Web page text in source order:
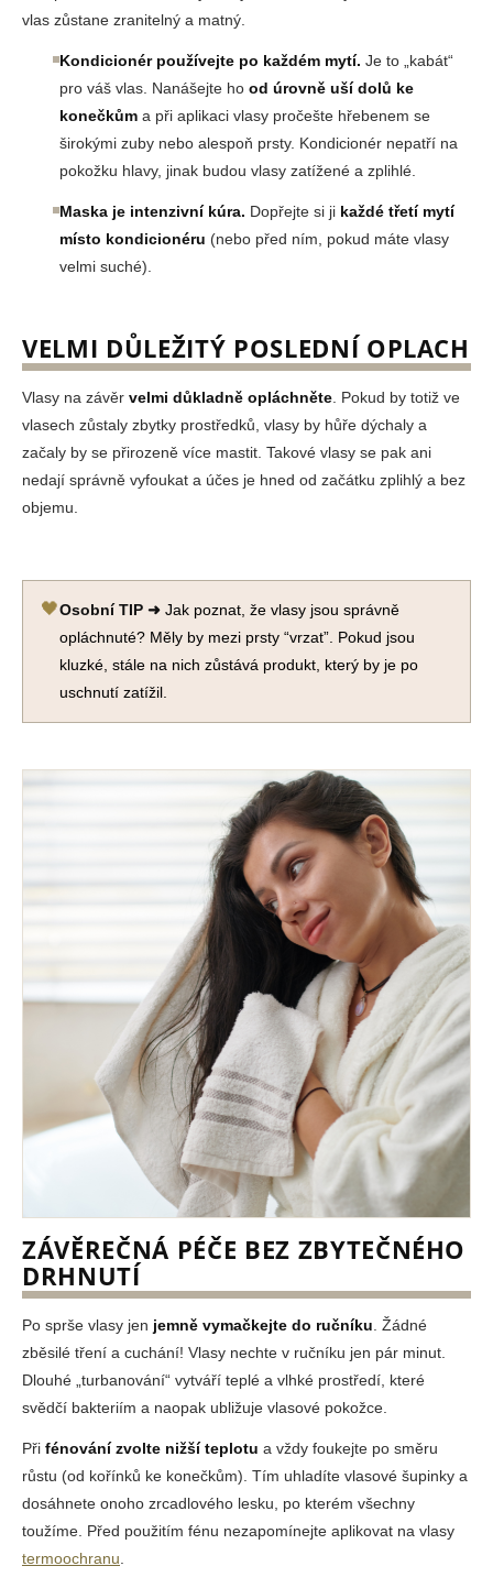
vlas zůstane zranitelný a matný.
Kondicionér používejte po každém mytí. Je to „kabát“
pro váš vlas. Nanášejte ho od úrovně uší dolů ke
konečkům a při aplikaci vlasy pročešte hřebenem se
širokými zuby nebo alespoň prsty. Kondicionér nepatří na
pokožku hlavy, jinak budou vlasy zatížené a zplihlé.
Maska je intenzivní kúra. Dopřejte si ji každé třetí mytí
místo kondicionéru (nebo před ním, pokud máte vlasy
velmi suché).
VELMI DŮLEŽITÝ POSLEDNÍ OPLACH
Vlasy na závěr velmi důkladně opláchněte. Pokud by totiž ve
vlasech zůstaly zbytky prostředků, vlasy by hůře dýchaly a
začaly by se přirozeně více mastit. Takové vlasy se pak ani
nedají správně vyfoukat a účes je hned od začátku zplihlý a bez
objemu.
🖤Osobní TIP ➜ Jak poznat, že vlasy jsou správně
opláchnuté? Měly by mezi prsty “vrzat”. Pokud jsou
kluzké, stále na nich zůstává produkt, který by je po
uschnutí zatížil.
ZÁVĚREČNÁ PÉČE BEZ ZBYTEČNÉHO
DRHNUTÍ
Po sprše vlasy jen jemně vymačkejte do ručníku. Žádné
zběsilé tření a cuchání! Vlasy nechte v ručníku jen pár minut.
Dlouhé „turbanování“ vytváří teplé a vlhké prostředí, které
svědčí bakteriím a naopak ubližuje vlasové pokožce.
Při fénování zvolte nižší teplotu a vždy foukejte po směru
růstu (od kořínků ke konečkům). Tím uhladíte vlasové šupinky a
dosáhnete onoho zrcadlového lesku, po kterém všechny
toužíme. Před použitím fénu nezapomínejte aplikovat na vlasy
termoochranu.